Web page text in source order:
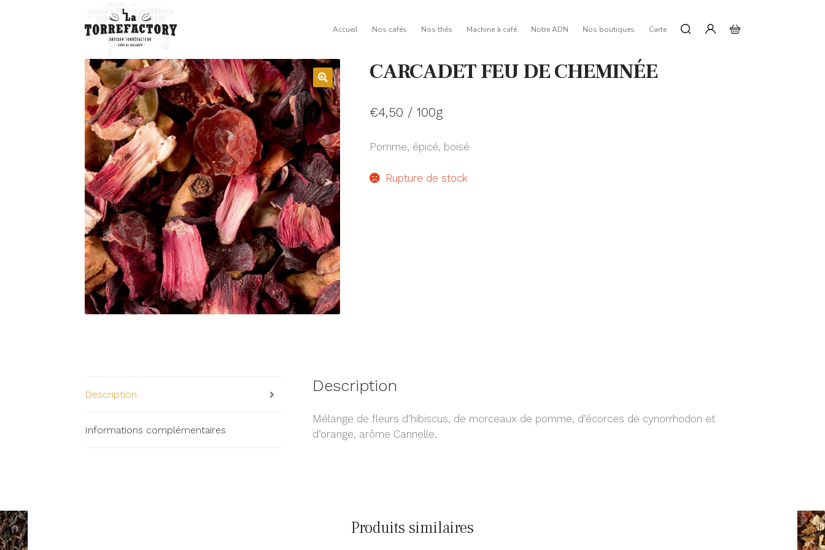
Accueil Nos cafés Nos thés Machine à café Notre ADN Nos boutiques Carte
CARCADET FEU DE CHEMINÉE
€4,50 / 100g
Pomme, épicé, boisé
Rupture de stock
Description
Informations complémentaires
Description
Mélange de fleurs d’hibiscus, de morceaux de pomme, d’écorces de cynorrhodon et
d’orange, arôme Cannelle.
Produits similaires